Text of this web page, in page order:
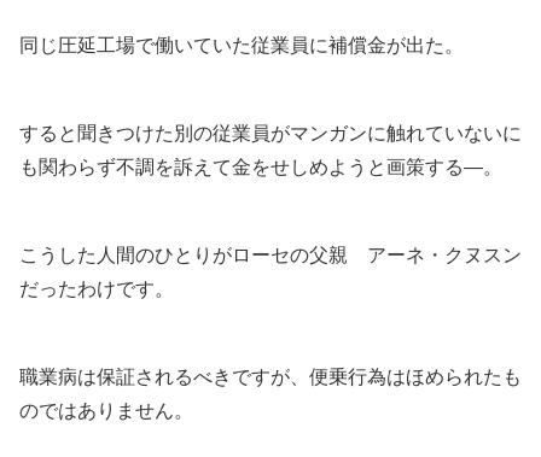
同じ圧延工場で働いていた従業員に補償金が出た。
すると聞きつけた別の従業員がマンガンに触れていないに
も関わらず不調を訴えて金をせしめようと画策する―。
こうした人間のひとりがローセの父親 アーネ・クヌスン
だったわけです。
職業病は保証されるべきですが、便乗行為はほめられたも
のではありません。